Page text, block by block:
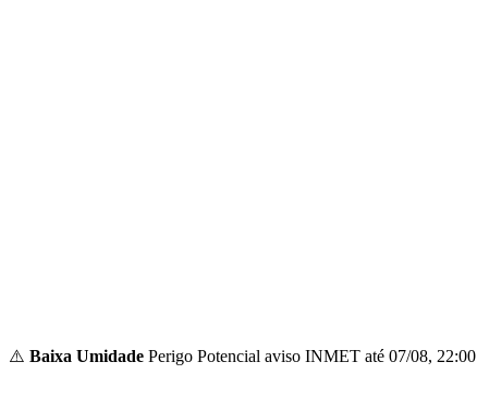
⚠️ Baixa Umidade Perigo Potencial aviso INMET até 07/08, 22:00